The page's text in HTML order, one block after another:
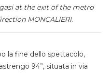
at the exit of the metro
MONCALIERI.
la fine dello spettacolo,
94”, situata in via